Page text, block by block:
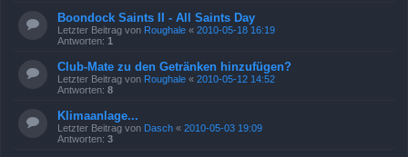
Boondock Saints II - All Saints Day
Letzter Beitrag von Roughale « 2010-05-18 16:19
Antworten: 1
Club-Mate zu den Getränken hinzufügen?
Letzter Beitrag von Roughale « 2010-05-12 14:52
Antworten: 8
Klimaanlage...
Letzter Beitrag von Dasch « 2010-05-03 19:09
Antworten: 3